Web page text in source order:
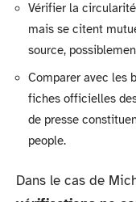
Vérifier la
mais se citent
source,
Comparer avec les
fiches officielles
de presse
people.
Dans le cas de